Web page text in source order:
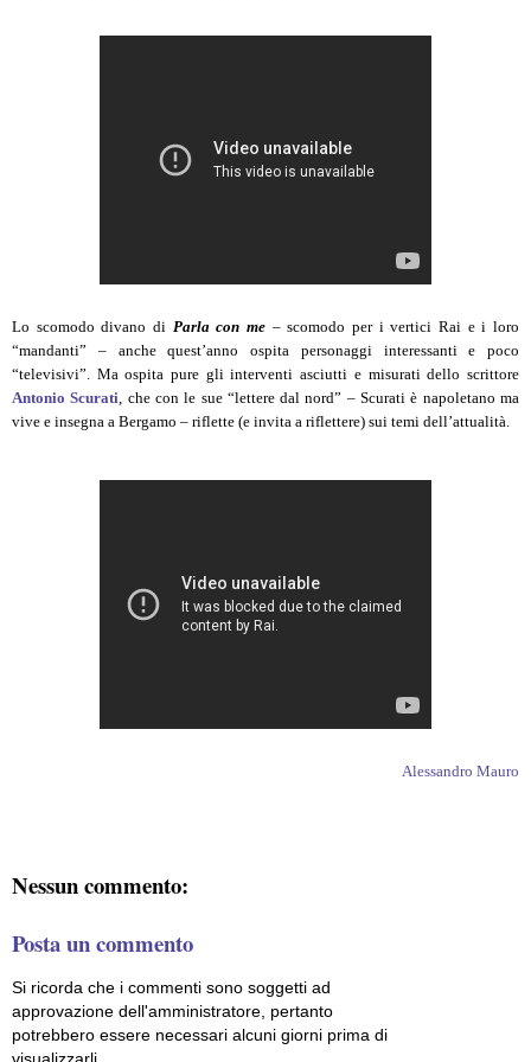
Lo scomodo divano di Parla con me – scomodo per i vertici Rai e i loro
“mandanti” – anche quest’anno ospita personaggi interessanti e poco
“televisivi”. Ma ospita pure gli interventi asciutti e misurati dello scrittore
Antonio Scurati , che con le sue “lettere dal nord” – Scurati è napoletano ma
vive e insegna a Bergamo – riflette (e invita a riflettere) sui temi dell’attualità.
Alessandro Mauro
Nessun commento:
Posta un commento
Si ricorda che i commenti sono soggetti ad
approvazione dell'amministratore, pertanto
potrebbero essere necessari alcuni giorni prima di